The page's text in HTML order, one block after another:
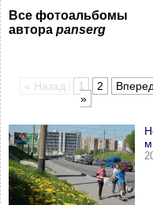
Все фотоальбомы
автора panserg
« Назад 1 2
Вперед
»